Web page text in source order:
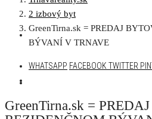
2 izbový byt
GreenTirna.sk = PREDAJ
BÝVANÍ V TRNAVE
WHATSAPP FACEBOOK TWITTER
GreenTirna.sk =